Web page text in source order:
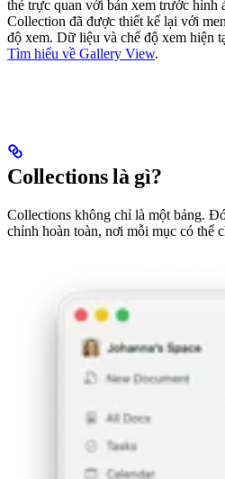
thẻ trực quan với bản xem trước hình
Collection đã được thiết kế lại với
độ xem. Dữ liệu và chế độ xem hiện
Tìm hiểu về Gallery View.
Collections là gì?
Collections không chỉ là một bảng.
chỉnh hoàn toàn, nơi mỗi mục có thể